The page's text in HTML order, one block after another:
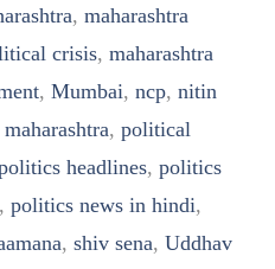
, maharashtra
crisis, maharashtra
, Mumbai, ncp, nitin
, political
headlines, politics
, politics news in hindi,
, shiv sena, Uddhav